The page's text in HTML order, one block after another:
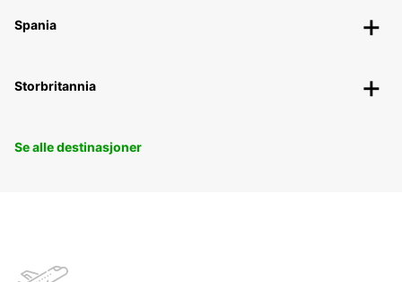
Spania
Storbritannia
Se alle destinasjoner